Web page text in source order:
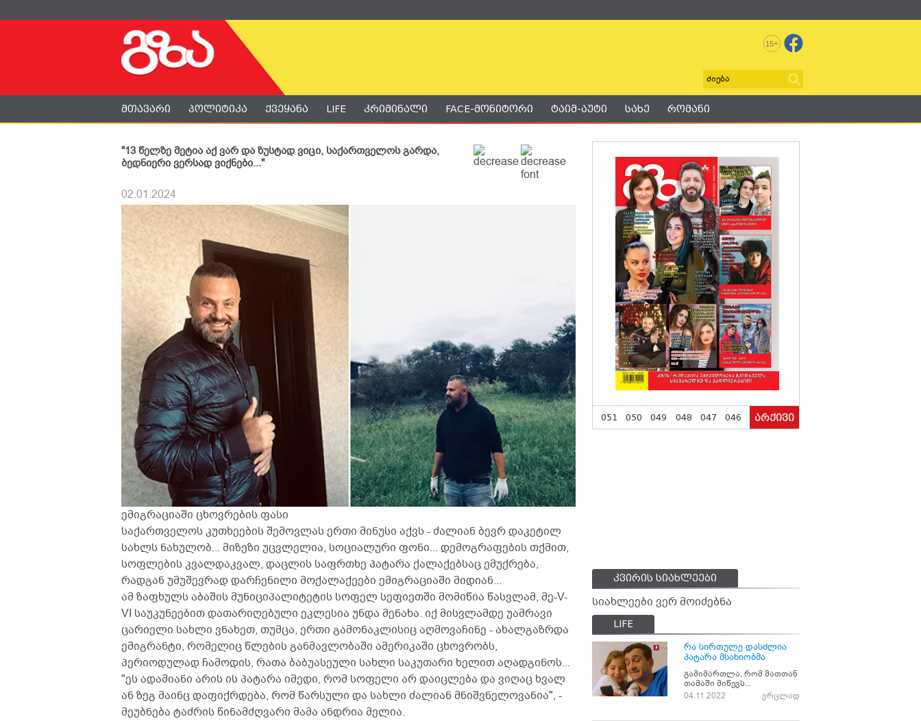
15+
მთავარი პოლიტიკა ქვეყანა LIFE კრიმინალი FACE-მონიტორი ტაიმ-აუტი სახე რომანი
"13 წელზე მეტია აქ ვარ და ზუსტად ვიცი, საქართველოს გარდა,
ბედნიერი ვერსად ვიქნები..."
02.01.2024
ემიგრაციაში ცხოვრების ფასი
საქართველოს კუთხეების შემოვლას ერთი მინუსი აქვს - ძალიან ბევრ დაკეტილ
სახლს ნახულობ... მიზეზი უცვლელია, სოციალური ფონი... დემოგრაფების თქმით,
სოფლების კვალდაკვალ, დაცლის საფრთხე პატარა ქალაქებსაც ემუქრება,
რადგან უმუშევრად დარჩენილი მოქალაქეები ემიგრაციაში მიდიან...
ამ ზაფხულს აბაშის მუნიციპალიტეტის სოფელ სეფიეთში მომიწია წასვლამ, მე-V-
VI საუკუნეებით დათარიღებული ეკლესია უნდა მენახა. იქ მისვლამდე უამრავი
ცარიელი სახლი ვნახეთ, თუმცა, ერთი გამონაკლისიც აღმოვაჩინე - ახალგაზრდა
ემიგრანტი, რომელიც წლების განმავლობაში ამერიკაში ცხოვრობს,
პერიოდულად ჩამოდის, რათა ბაბუასეული სახლი საკუთარი ხელით აღადგინოს...
"ეს ადამიანი არის ის პატარა იმედი, რომ სოფელი არ დაიცლება და ვიღაც ხვალ
ან ზეგ მაინც დაფიქრდება, რომ წარსული და სახლი ძალიან მნიშვნელოვანია", -
მეუბნება ტაძრის წინამძღვარი მამა ანდრია მელია.
051 050 049 048 047 046 არქივი
კვირის სიახლეები
სიახლეები ვერ მოიძებნა
LIFE
რა სირთულე დასძლია
პატარა მსახიობმა
გამიმართლა, რომ მათთან
თამაში მიწევს...
04.11.2022
ვრცლად